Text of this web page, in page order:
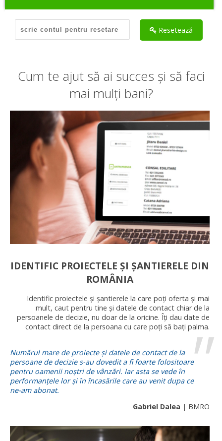
Resetează
Cum te ajut să ai succes și să faci
mai mulți bani?
IDENTIFIC PROIECTELE ȘI ȘANTIERELE DIN
ROMÂNIA
Identific proiectele și șantierele la care poți oferta și mai
mult, caut pentru tine și datele de contact chiar de la
persoanele de decizie, nu doar de la oricine. Îți dau date de
contact direct de la persoana cu care poți să bați palma.
Numărul mare de proiecte și datele de contact de la
persoane de decizie s-au dovedit a fi foarte folositoare
pentru oamenii noștri de vânzări. Iar asta se vede în
performanțele lor și în încasările care au venit dupa ce
ne-am abonat.
Gabriel Dalea | BMRO